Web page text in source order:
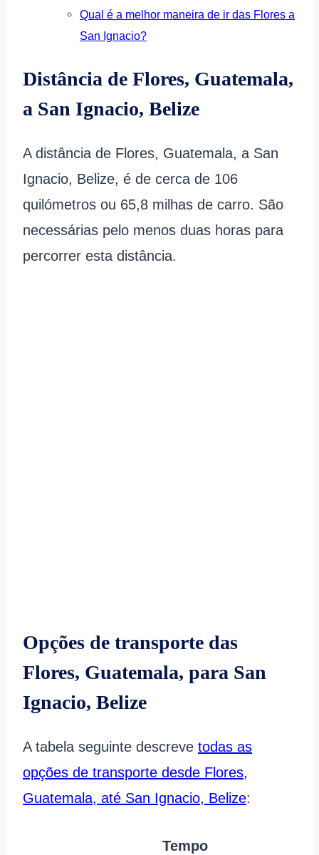
Qual é a melhor maneira de ir das Flores a
San Ignacio?
Distância de Flores, Guatemala,
a San Ignacio, Belize
A distância de Flores, Guatemala, a San
Ignacio, Belize, é de cerca de 106
quilómetros ou 65,8 milhas de carro. São
necessárias pelo menos duas horas para
percorrer esta distância.
Opções de transporte das
Flores, Guatemala, para San
Ignacio, Belize
A tabela seguinte descreve todas as
opções de transporte desde Flores,
Guatemala, até San Ignacio, Belize:
Tempo